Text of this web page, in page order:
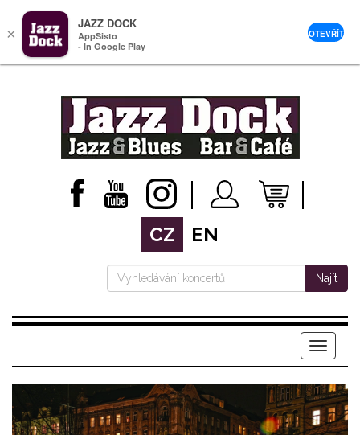
CZ EN
Najít
Menu
×
JAZZ DOCK
AppSisto
- In Google Play
OTEVŘÍT